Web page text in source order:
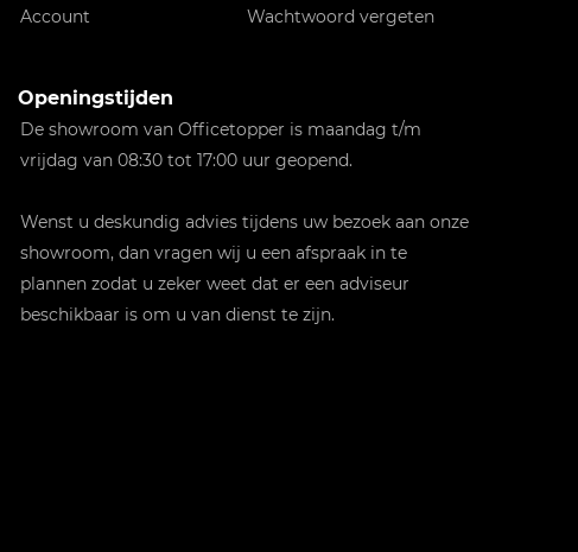
Account
Wachtwoord vergeten
Openingstijden
De showroom van Officetopper is maandag t/m
vrijdag van 08:30 tot 17:00 uur geopend.
Wenst u deskundig advies tijdens uw bezoek aan onze
showroom, dan vragen wij u een afspraak in te
plannen zodat u zeker weet dat er een adviseur
beschikbaar is om u van dienst te zijn.